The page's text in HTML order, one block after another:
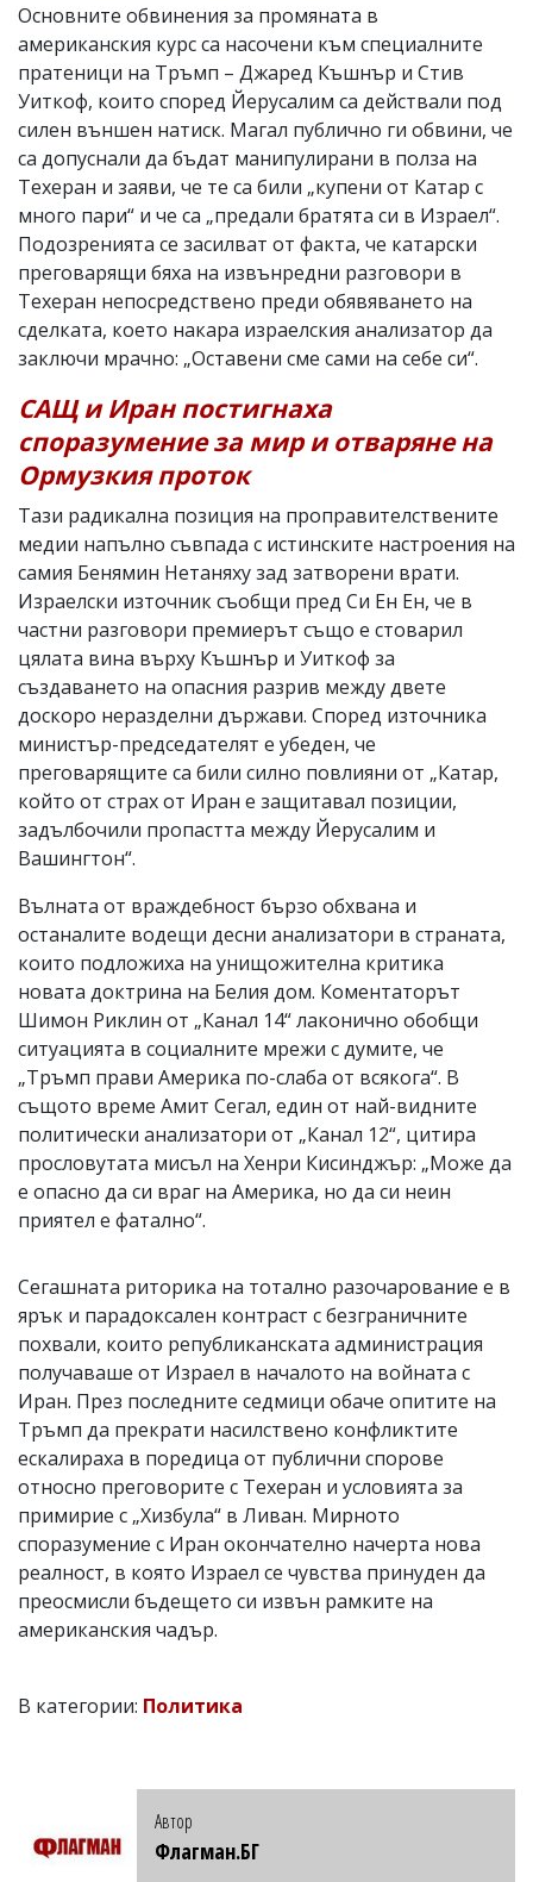
Основните обвинения за промяната в
американския курс са насочени към специалните
пратеници на Тръмп – Джаред Къшнър и Стив
Уиткоф, които според Йерусалим са действали под
силен външен натиск. Магал публично ги обвини, че
са допуснали да бъдат манипулирани в полза на
Техеран и заяви, че те са били „купени от Катар с
много пари“ и че са „предали братята си в Израел“.
Подозренията се засилват от факта, че катарски
преговарящи бяха на извънредни разговори в
Техеран непосредствено преди обявяването на
сделката, което накара израелския анализатор да
заключи мрачно: „Оставени сме сами на себе си“.
САЩ и Иран постигнаха
споразумение за мир и отваряне на
Ормузкия проток
Тази радикална позиция на проправителствените
медии напълно съвпада с истинските настроения на
самия Бенямин Нетаняху зад затворени врати.
Израелски източник съобщи пред Си Ен Ен, че в
частни разговори премиерът също е стоварил
цялата вина върху Къшнър и Уиткоф за
създаването на опасния разрив между двете
доскоро неразделни държави. Според източника
министър-председателят е убеден, че
преговарящите са били силно повлияни от „Катар,
който от страх от Иран е защитавал позиции,
задълбочили пропастта между Йерусалим и
Вашингтон“.
Вълната от враждебност бързо обхвана и
останалите водещи десни анализатори в страната,
които подложиха на унищожителна критика
новата доктрина на Белия дом. Коментаторът
Шимон Риклин от „Канал 14“ лаконично обобщи
ситуацията в социалните мрежи с думите, че
„Тръмп прави Америка по-слаба от всякога“. В
същото време Амит Сегал, един от най-видните
политически анализатори от „Канал 12“, цитира
прословутата мисъл на Хенри Кисинджър: „Може да
е опасно да си враг на Америка, но да си неин
приятел е фатално“.
Сегашната риторика на тотално разочарование е в
ярък и парадоксален контраст с безграничните
похвали, които републиканската администрация
получаваше от Израел в началото на войната с
Иран. През последните седмици обаче опитите на
Тръмп да прекрати насилствено конфликтите
ескалираха в поредица от публични спорове
относно преговорите с Техеран и условията за
примирие с „Хизбула“ в Ливан. Мирното
споразумение с Иран окончателно начерта нова
реалност, в която Израел се чувства принуден да
преосмисли бъдещето си извън рамките на
американския чадър.
В категории: Политика
Автор
Флагман.БГ